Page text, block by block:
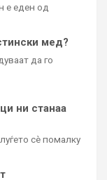
е еден од
мед?
да го
ни станаа
сè помалку